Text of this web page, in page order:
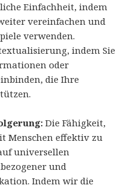
Einfachheit, indem
vereinfachen und
verwenden.
indem Sie
oder
die Ihre
Die Fähigkeit,
Menschen effektiv zu
universellen
und
Indem wir die